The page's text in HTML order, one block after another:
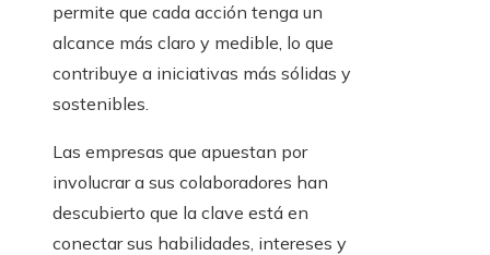
permite que cada acción tenga un
alcance más claro y medible, lo que
contribuye a iniciativas más sólidas y
sostenibles.
Las empresas que apuestan por
involucrar a sus colaboradores han
descubierto que la clave está en
conectar sus habilidades, intereses y